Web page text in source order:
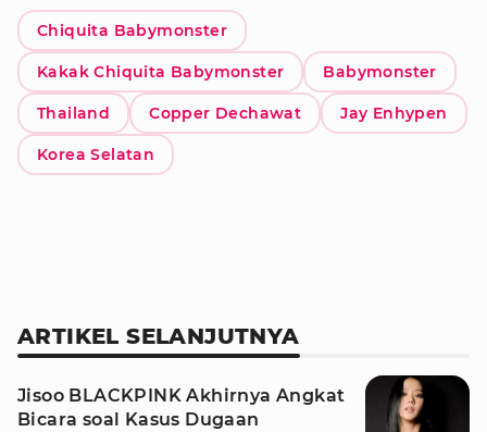
Chiquita Babymonster
Kakak Chiquita Babymonster Babymonster
Thailand Copper Dechawat Jay Enhypen
Korea Selatan
ARTIKEL SELANJUTNYA
Jisoo BLACKPINK Akhirnya Angkat
Bicara soal Kasus Dugaan